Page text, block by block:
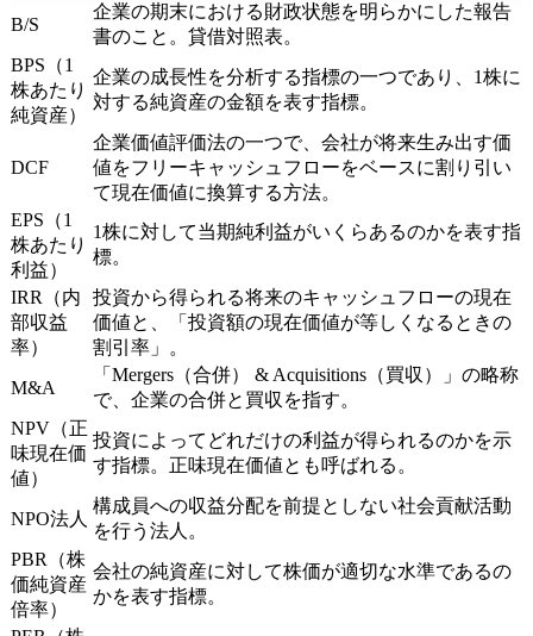
B/S
企業の期末における財政状態を明らかにした報告
書のこと。貸借対照表。
BPS（1
株あたり
純資産）
企業の成長性を分析する指標の一つであり、1株に
対する純資産の金額を表す指標。
DCF
企業価値評価法の一つで、会社が将来生み出す価
値をフリーキャッシュフローをベースに割り引い
て現在価値に換算する方法。
EPS（1
株あたり
利益）
1株に対して当期純利益がいくらあるのかを表す指
標。
IRR（内
部収益
率）
投資から得られる将来のキャッシュフローの現在
価値と、「投資額の現在価値が等しくなるときの
割引率」。
M&A
「Mergers（合併） & Acquisitions（買収）」の略称
で、企業の合併と買収を指す。
NPV（正
味現在価
値）
投資によってどれだけの利益が得られるのかを示
す指標。正味現在価値とも呼ばれる。
NPO法人
構成員への収益分配を前提としない社会貢献活動
を行う法人。
PBR（株
価純資産
倍率）
会社の純資産に対して株価が適切な水準であるの
かを表す指標。